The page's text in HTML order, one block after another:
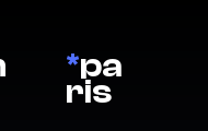
*pa
ris